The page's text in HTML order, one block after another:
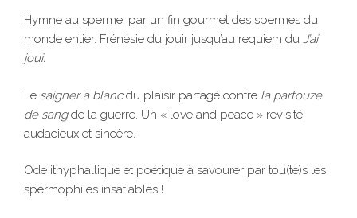
Hymne au sperme, par un fin gourmet des spermes du
monde entier. Frénésie du jouir jusqu’au requiem du J’ai
joui.
Le saigner à blancdu plaisir partagé contre la partouze
de sangde la guerre. Un « love and peace » revisité,
audacieux et sincère.
Ode ithyphallique et poétique à savourer par tou(te)s les
spermophiles insatiables !